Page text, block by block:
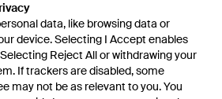
data, like browsing data or
device. Selecting I Accept enables
Reject All or withdrawing your
If trackers are disabled, some
may not be as relevant to you. You
data, like browsing data or
device. Selecting I Accept enables
Reject All or withdrawing your
If trackers are disabled, some
may not be as relevant to you. You
ESAURITO